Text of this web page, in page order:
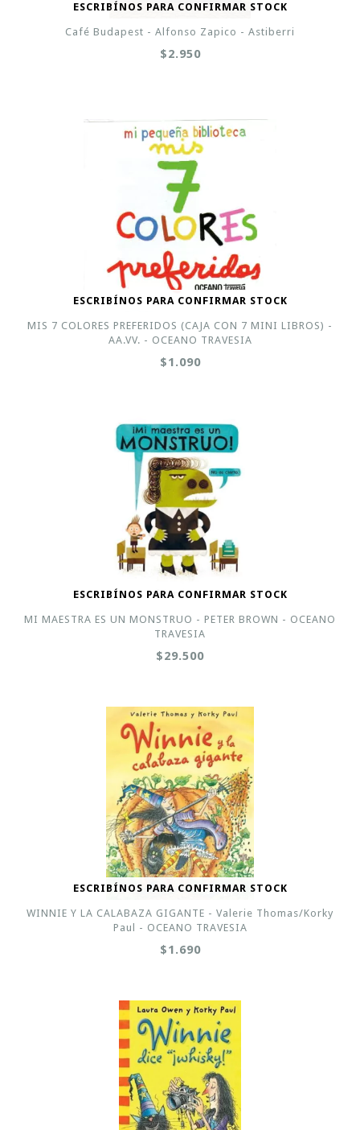
ESCRIBÍNOS PARA CONFIRMAR STOCK
Café Budapest - Alfonso Zapico - Astiberri
$2.950
ESCRIBÍNOS PARA CONFIRMAR STOCK
MIS 7 COLORES PREFERIDOS (CAJA CON 7 MINI LIBROS) -
AA.VV. - OCEANO TRAVESIA
$1.090
ESCRIBÍNOS PARA CONFIRMAR STOCK
MI MAESTRA ES UN MONSTRUO - PETER BROWN - OCEANO
TRAVESIA
$29.500
ESCRIBÍNOS PARA CONFIRMAR STOCK
WINNIE Y LA CALABAZA GIGANTE - Valerie Thomas/Korky
Paul - OCEANO TRAVESIA
$1.690